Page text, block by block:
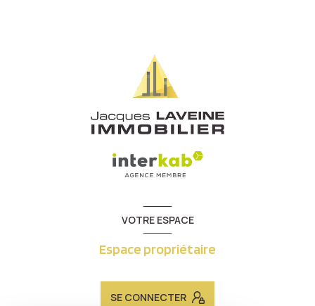
VOTRE ESPACE
Espace propriétaire
SE CONNECTER